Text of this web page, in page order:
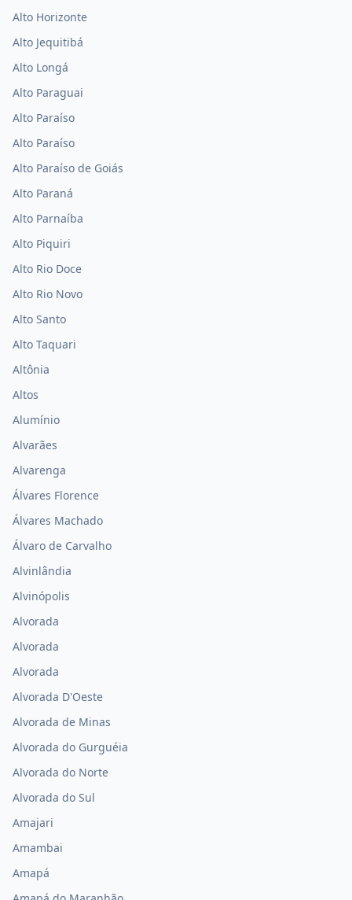
Alto Horizonte
Alto Jequitibá
Alto Longá
Alto Paraguai
Alto Paraíso
Alto Paraíso
Alto Paraíso de Goiás
Alto Paraná
Alto Parnaíba
Alto Piquiri
Alto Rio Doce
Alto Rio Novo
Alto Santo
Alto Taquari
Altônia
Altos
Alumínio
Alvarães
Alvarenga
Álvares Florence
Álvares Machado
Álvaro de Carvalho
Alvinlândia
Alvinópolis
Alvorada
Alvorada
Alvorada
Alvorada D'Oeste
Alvorada de Minas
Alvorada do Gurguéia
Alvorada do Norte
Alvorada do Sul
Amajari
Amambai
Amapá